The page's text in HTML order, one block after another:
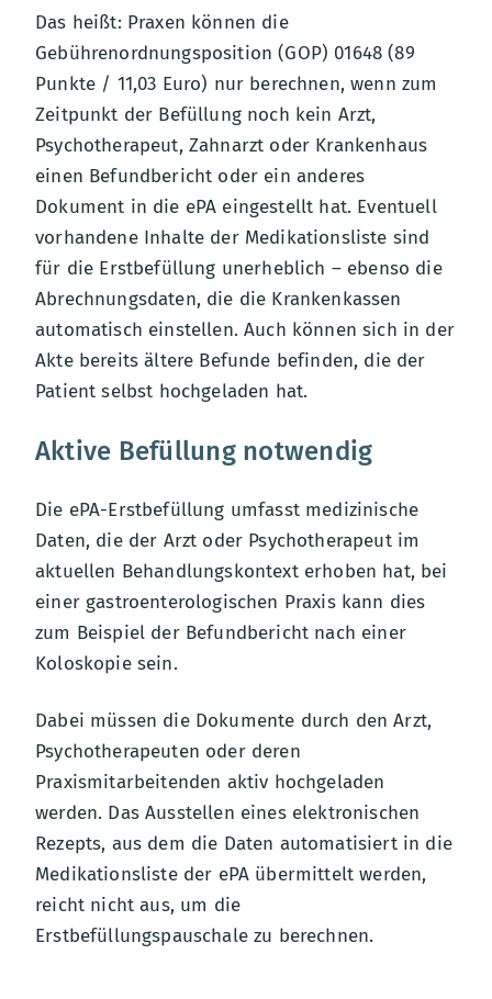
Das heißt: Praxen können die
Gebührenordnungsposition (GOP) 01648 (89
Punkte / 11,03 Euro) nur berechnen, wenn zum
Zeitpunkt der Befüllung noch kein Arzt,
Psychotherapeut, Zahnarzt oder Krankenhaus
einen Befundbericht oder ein anderes
Dokument in die ePA eingestellt hat. Eventuell
vorhandene Inhalte der Medikationsliste sind
für die Erstbefüllung unerheblich – ebenso die
Abrechnungsdaten, die die Krankenkassen
automatisch einstellen. Auch können sich in der
Akte bereits ältere Befunde befinden, die der
Patient selbst hochgeladen hat.
Aktive Befüllung notwendig
Die ePA-Erstbefüllung umfasst medizinische
Daten, die der Arzt oder Psychotherapeut im
aktuellen Behandlungskontext erhoben hat, bei
einer gastroenterologischen Praxis kann dies
zum Beispiel der Befundbericht nach einer
Koloskopie sein.
Dabei müssen die Dokumente durch den Arzt,
Psychotherapeuten oder deren
Praxismitarbeitenden aktiv hochgeladen
werden. Das Ausstellen eines elektronischen
Rezepts, aus dem die Daten automatisiert in die
Medikationsliste der ePA übermittelt werden,
reicht nicht aus, um die
Erstbefüllungspauschale zu berechnen.